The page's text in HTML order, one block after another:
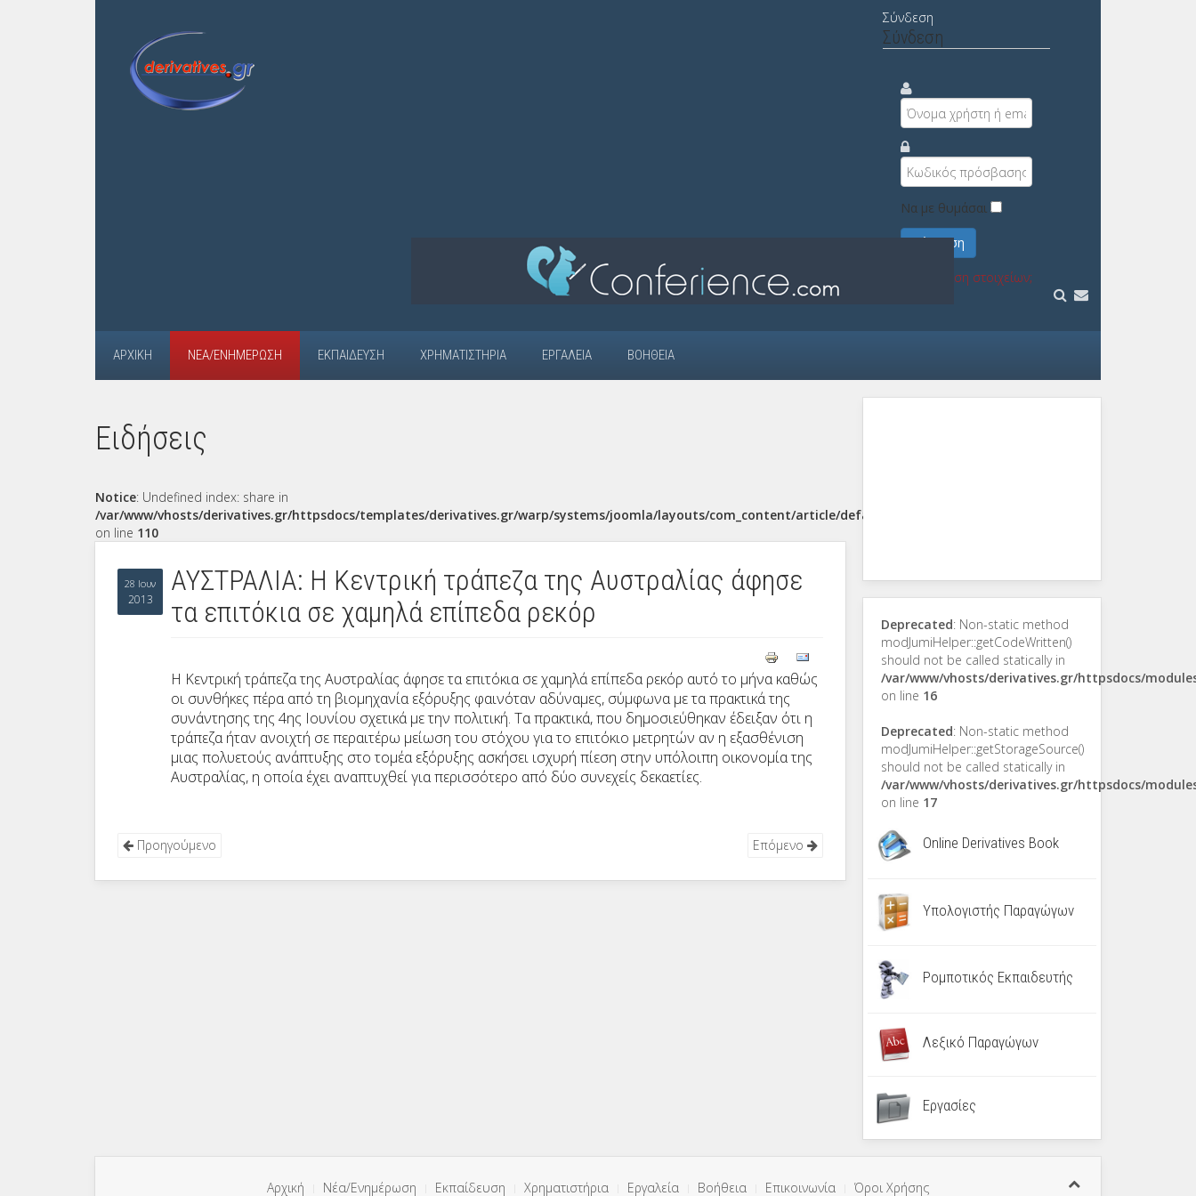
Σύνδεση
Σύνδεση
Να με θυμάσαι
Σύνδεση
Υπενθύμιση στοιχείων;
ΑΡΧΙΚΉ ΝΈΑ/ΕΝΗΜΈΡΩΣΗ ΕΚΠΑΊΔΕΥΣΗ ΧΡΗΜΑΤΙΣΤΉΡΙΑ ΕΡΓΑΛΕΊΑ ΒΟΉΘΕΙΑ
Ειδήσεις
Notice: Undefined index: share in
/var/www/vhosts/derivatives.gr/httpsdocs/templates/derivatives.gr/warp/systems/joomla/layouts/com_content/article/default.php
on line 110
28 Ιουν
2013
ΑΥΣΤΡΑΛΙΑ: Η Κεντρική τράπεζα της Αυστραλίας άφησε
τα επιτόκια σε χαμηλά επίπεδα ρεκόρ
Η Κεντρική τράπεζα της Αυστραλίας άφησε τα επιτόκια σε χαμηλά επίπεδα ρεκόρ αυτό το μήνα καθώς
οι συνθήκες πέρα από τη βιομηχανία εξόρυξης φαινόταν αδύναμες, σύμφωνα με τα πρακτικά της
συνάντησης της 4ης Ιουνίου σχετικά με την πολιτική. Τα πρακτικά, που δημοσιεύθηκαν έδειξαν ότι η
τράπεζα ήταν ανοιχτή σε περαιτέρω μείωση του στόχου για το επιτόκιο μετρητών αν η εξασθένιση
μιας πολυετούς ανάπτυξης στο τομέα εξόρυξης ασκήσει ισχυρή πίεση στην υπόλοιπη οικονομία της
Αυστραλίας, η οποία έχει αναπτυχθεί για περισσότερο από δύο συνεχείς δεκαετίες.
Προηγούμενο Επόμενο
Deprecated: Non-static method
modJumiHelper::getCodeWritten()
should not be called statically in
/var/www/vhosts/derivatives.gr/httpsdocs/
on line 16
Deprecated: Non-static method
modJumiHelper::getStorageSource()
should not be called statically in
/var/www/vhosts/derivatives.gr/httpsdocs/
on line 17
Online Derivatives Book
Υπολογιστής Παραγώγων
Ρομποτικός Εκπαιδευτής
Λεξικό Παραγώγων
Εργασίες
Αρχική Νέα/Ενημέρωση Εκπαίδευση Χρηματιστήρια Εργαλεία Βοήθεια Επικοινωνία Όροι Χρήσης